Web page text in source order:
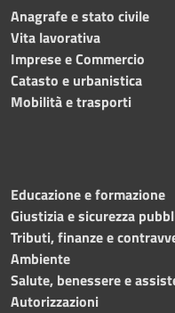
Anagrafe e stato civile
Vita lavorativa
Imprese e Commercio
Catasto e urbanistica
Mobilità e trasporti
Educazione e formazione
Giustizia e sicurezza
Tributi, finanze e
Ambiente
Salute, benessere e
Autorizzazioni